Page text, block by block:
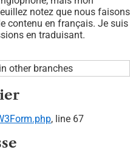
notez que nous faisons
contenu en français. Je suis
en traduisant.
other branches
, line 67